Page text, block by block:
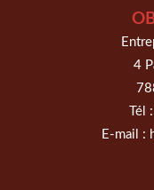
4
Tél :
E-mail :